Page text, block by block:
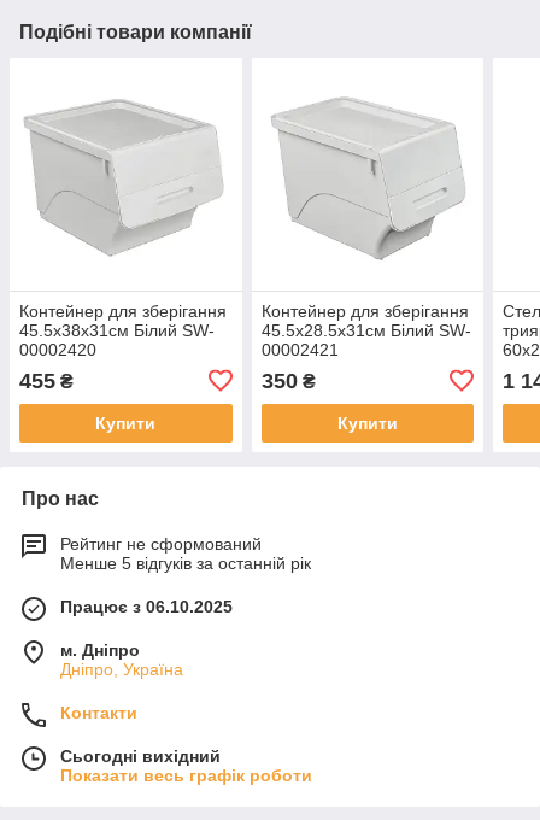
Подібні товари компанії
Контейнер для зберігання
45.5х38х31см Білий SW-
00002420
455 ₴
Купити
Контейнер для зберігання
45.5х28.5х31см Білий SW-
00002421
350₴
Купити
1
Про нас
Рейтинг не сформований
Менше 5 відгуків за останній рік
Працює з 06.10.2025
м. Дніпро
Дніпро, Україна
Контакти
Сьогодні вихідний
Показати весь графік роботи